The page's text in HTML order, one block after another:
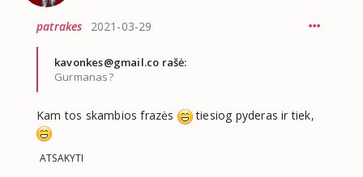
patrakes 2021-03-29
kavonkes@gmail.co rašė:
Gurmanas?
Kam tos skambios frazės tiesiog pyderas ir tiek,
ATSAKYTI